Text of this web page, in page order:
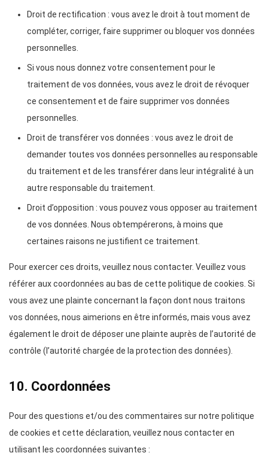
Droit de rectification : vous avez le droit à tout moment de
compléter, corriger, faire supprimer ou bloquer vos données
personnelles.
Si vous nous donnez votre consentement pour le
traitement de vos données, vous avez le droit de révoquer
ce consentement et de faire supprimer vos données
personnelles.
Droit de transférer vos données : vous avez le droit de
demander toutes vos données personnelles au responsable
du traitement et de les transférer dans leur intégralité à un
autre responsable du traitement.
Droit d’opposition : vous pouvez vous opposer au traitement
de vos données. Nous obtempérerons, à moins que
certaines raisons ne justifient ce traitement.
Pour exercer ces droits, veuillez nous contacter. Veuillez vous
référer aux coordonnées au bas de cette politique de cookies. Si
vous avez une plainte concernant la façon dont nous traitons
vos données, nous aimerions en être informés, mais vous avez
également le droit de déposer une plainte auprès de l’autorité de
contrôle (l’autorité chargée de la protection des données).
10. Coordonnées
Pour des questions et/ou des commentaires sur notre politique
de cookies et cette déclaration, veuillez nous contacter en
utilisant les coordonnées suivantes :